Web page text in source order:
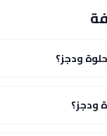
ودجز؟
ودجز؟